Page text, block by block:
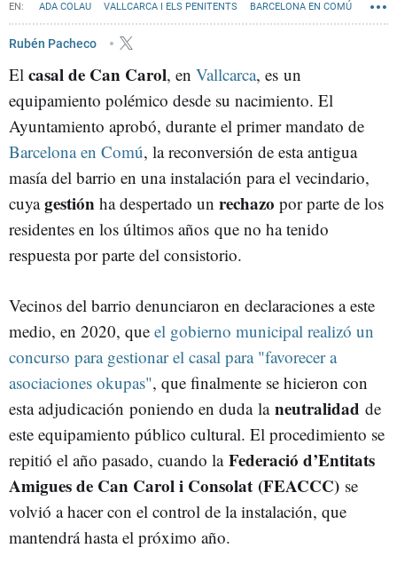
ADA COLAU VALLCARCA I ELS PENITENTS BARCELONA EN COMÚ
URBANISMO AYUNTAMIENTO DE BARCELONA
Rubén Pacheco
El casal de Can Carol, en Vallcarca, es un
equipamiento polémico desde su nacimiento. El
Ayuntamiento aprobó, durante el primer mandato de
Barcelona en Comú, la reconversión de esta antigua
masía del barrio en una instalación para el vecindario,
cuyagestión ha despertado un rechazo por parte de los
residentes en los últimos años que no ha tenido
respuesta por parte del consistorio.
Vecinos del barrio denunciaron en declaraciones a este
medio, en 2020, que el gobierno municipal realizó un
concurso para gestionar el casal para "favorecer a
asociaciones okupas", que finalmente se hicieron con
esta adjudicación poniendo en duda la neutralidad de
este equipamiento público cultural. El procedimiento se
repitió el año pasado, cuando la Federació d’Entitats
Amigues de Can Carol i Consolat (FEACCC) se
volvió a hacer con el control de la instalación, que
mantendrá hasta el próximo año.